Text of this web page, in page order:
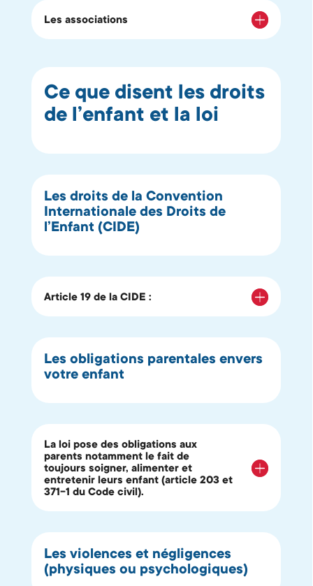
Les associations
Ce que disent les droits
de l’enfant et la loi
Les droits de la Convention
Internationale des Droits de
l’Enfant (CIDE)
Article 19 de la CIDE :
Les obligations parentales envers
votre enfant
La loi pose des obligations aux
parents notamment le fait de
toujours soigner, alimenter et
entretenir leurs enfant (article 203 et
371-1 du Code civil).
Les violences et négligences
(physiques ou psychologiques)